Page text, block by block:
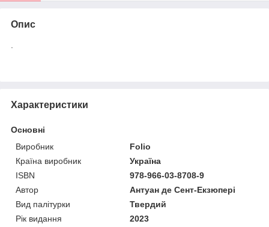
Опис
Характеристики
Основні
Виробник
Folio
Країна виробник
Україна
ISBN
978-966-03-8708-9
Автор
Антуан де Сент-Екзюпері
Вид палітурки
Твердий
Рік видання
2023